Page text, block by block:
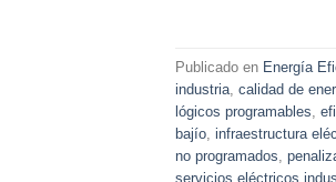
Publicado en Energía
industria, calidad de
lógicos programables
bajío, infraestructura
no programados
servicios eléctricos